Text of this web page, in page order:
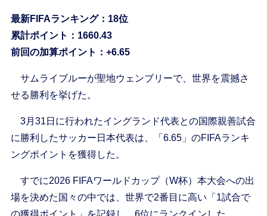
最新FIFAランキング：18位
累計ポイント：1660.43
前回の加算ポイント：+6.65
サムライブルーが聖地ウェンブリーで、世界を震撼さ
せる勝利を挙げた。
3月31日に行われたイングランド代表との国際親善試合
に勝利したサッカー日本代表は、「6.65」のFIFAランキ
ングポイントを獲得した。
すでに2026 FIFAワールドカップ（W杯）本大会への出
場を決めた国々の中では、世界で2番目に高い「1試合で
の獲得ポイント」を記録し、6位にランクインした。